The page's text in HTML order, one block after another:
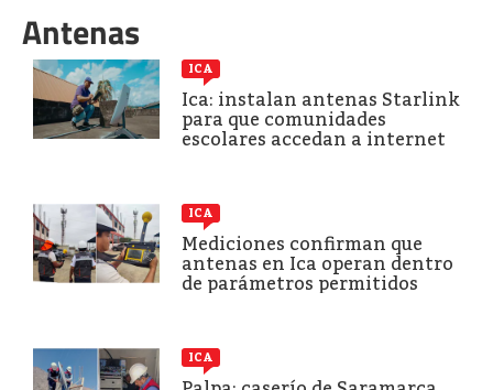
Antenas
ICA
Ica: instalan antenas Starlink
para que comunidades
escolares accedan a internet
ICA
Mediciones confirman que
antenas en Ica operan dentro
de parámetros permitidos
ICA